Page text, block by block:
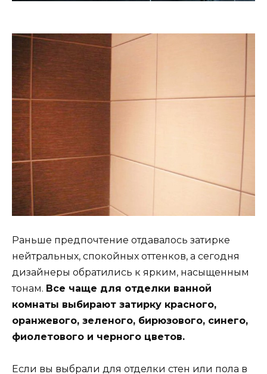
Раньше предпочтение отдавалось затирке
нейтральных, спокойных оттенков, а сегодня
дизайнеры обратились к ярким, насыщенным
тонам. Все чаще для отделки ванной
комнаты выбирают затирку красного,
оранжевого, зеленого, бирюзового, синего,
фиолетового и черного цветов.
Если вы выбрали для отделки стен или пола в